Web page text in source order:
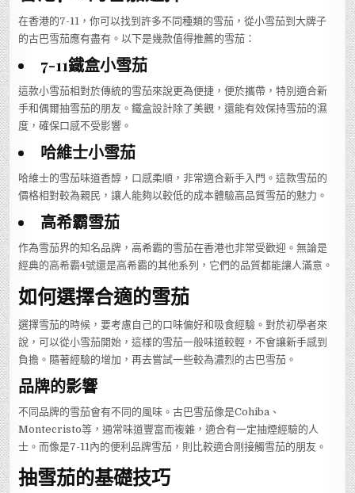
在香港的7-11，你可以找到許多不同種類的雪茄，從小雪茄到大牌子
的古巴雪茄應有盡有。以下是幾款值得推薦的雪茄：
7-11鐵盒小雪茄
這款小雪茄相對於傳統的雪茄來說更為便捷，便於攜帶，特別適合新
手和偶爾抽雪茄的朋友。鐵盒設計除了美觀，還能有效保持雪茄的濕
度，確保口感不受影響。
哈維士小雪茄
哈維士的雪茄味道香醇，口感柔順，非常適合新手入門。這款雪茄的
價格相對較為親民，讓人能夠以較低的成本體驗高品質雪茄的魅力。
高希霸雪茄
作為雪茄界的知名品牌，高希霸的雪茄在香港也非常受歡迎。無論是
經典的高希霸4號還是高希霸的其他系列，它們的品質都能讓人滿意。
如何選擇合適的雪茄
選擇雪茄的時候，要考慮自己的口味偏好和吸食經驗。對於初學者來
說，可以從小雪茄開始，這樣的雪茄一般味道較輕，不會讓新手感到
負擔。隨著經驗的增加，再去嘗試一些較為濃烈的古巴雪茄。
品牌的影響
不同品牌的雪茄會有不同的風味。古巴雪茄像是Cohiba、
Montecristo等，通常味道豐富而複雜，適合有一定抽煙經驗的人
士。而像是7-11內的便利品牌雪茄，則比較適合剛接觸雪茄的朋友。
抽雪茄的基礎技巧